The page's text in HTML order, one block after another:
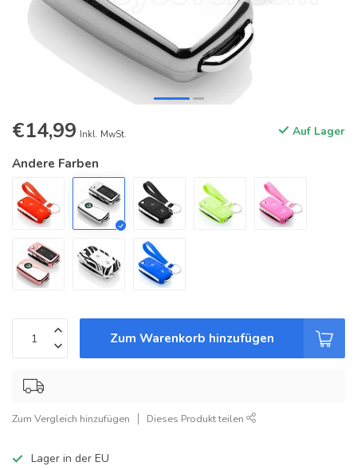
€14,99 Inkl. MwSt. Auf Lager
Andere Farben
Zum Warenkorb hinzufügen
Zum Vergleich hinzufügen Dieses Produkt teilen
Lager in der EU